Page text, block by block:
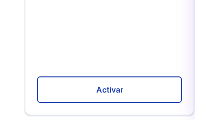
Activar